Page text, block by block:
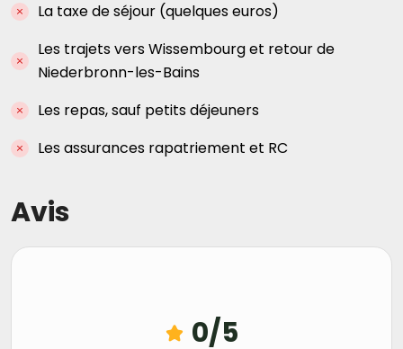
La taxe de séjour (quelques euros)
Les trajets vers Wissembourg et retour de
Niederbronn-les-Bains
Les repas, sauf petits déjeuners
Les assurances rapatriement et RC
Avis
0/5